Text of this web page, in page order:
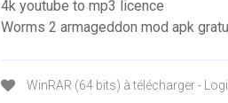
4k youtube to mp3 licence
Worms 2 armageddon mod apk
WinRAR (64 bits) à télécharger -